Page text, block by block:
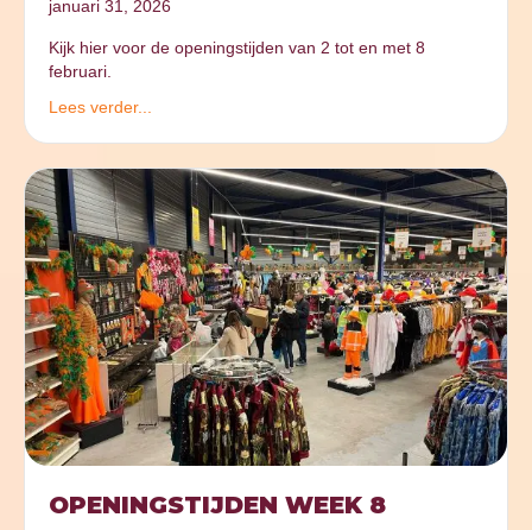
januari 31, 2026
Kijk hier voor de openingstijden van 2 tot en met 8
februari.
Lees verder...
OPENINGSTIJDEN WEEK 8